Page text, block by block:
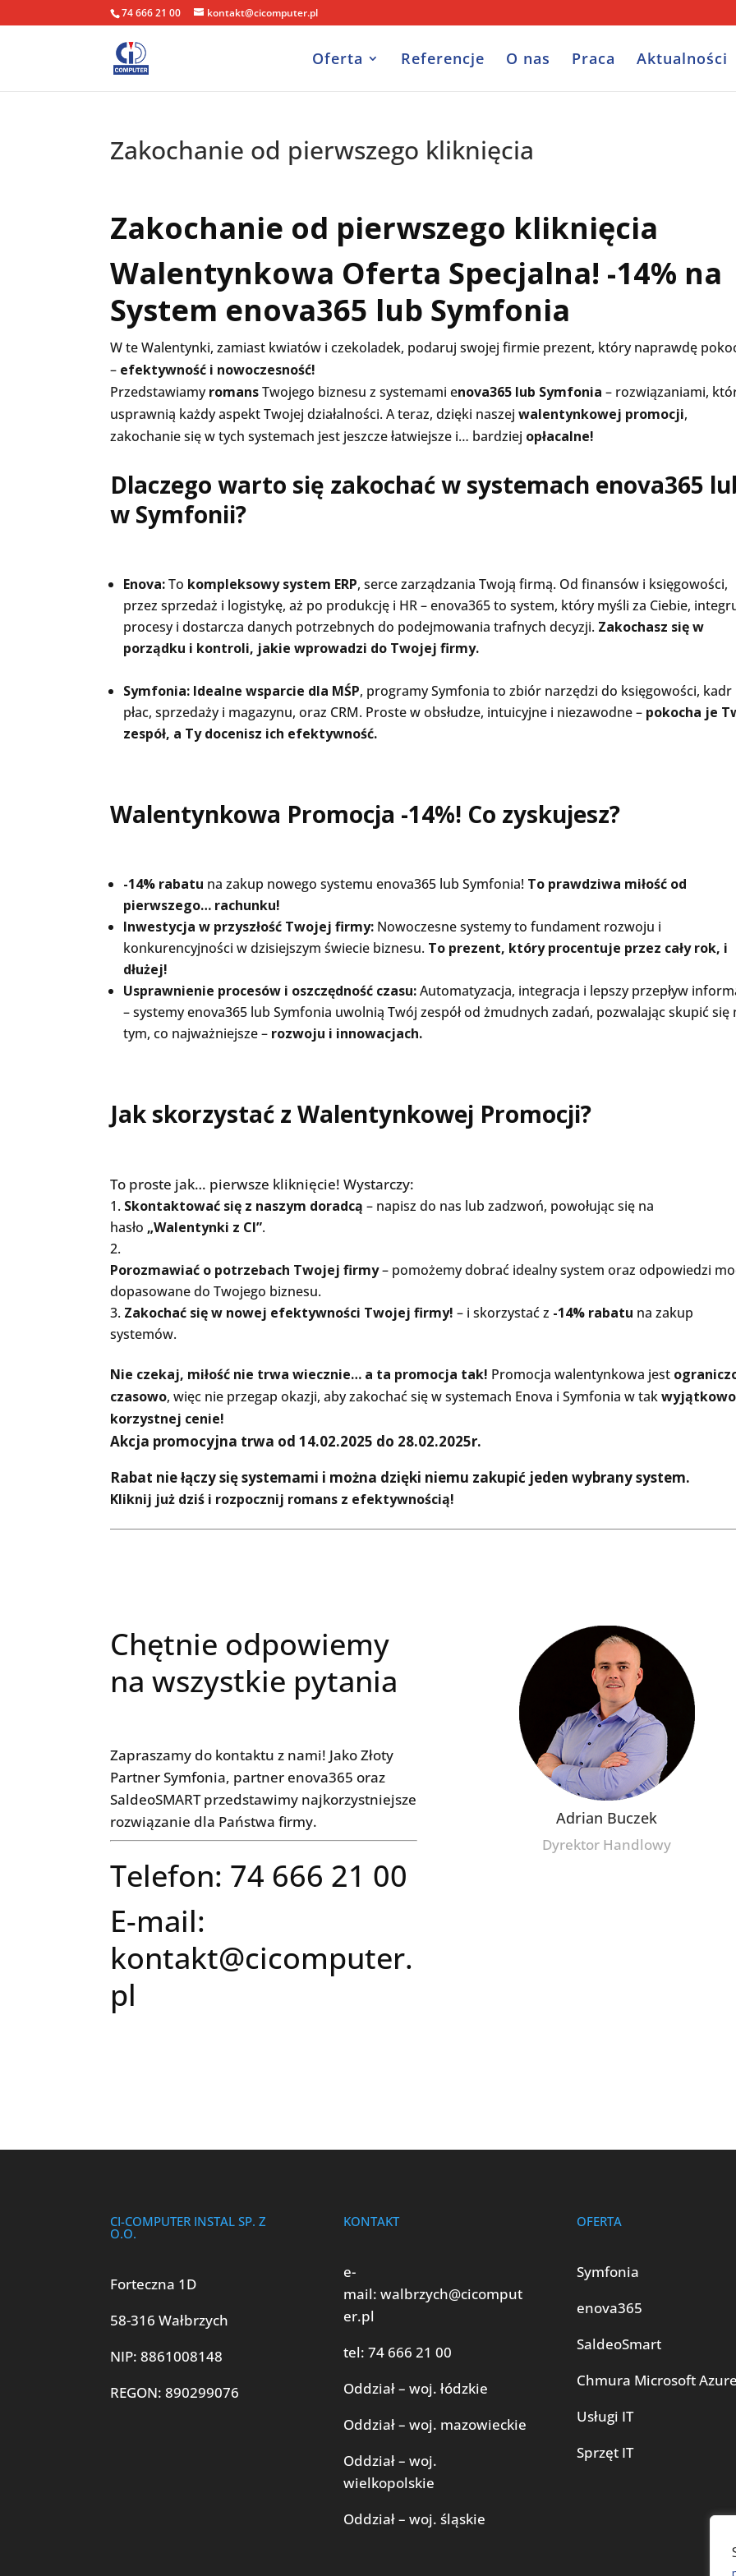
74 666 21 00 kontakt@cicomputer.pl
Oferta Referencje O nas Praca Aktualności
Zakochanie od pierwszego kliknięcia
Zakochanie od pierwszego kliknięcia
Walentynkowa Oferta Specjalna! -14% na
System enova365 lub Symfonia
W te Walentynki, zamiast kwiatów i czekoladek, podaruj swojej firmie prezent, który naprawdę
– efektywność i nowoczesność!
PrzedstawiamyromansTwojego biznesu z systemami enova365 lub Symfonia – rozwiązaniami,
usprawnią każdy aspekt Twojej działalności. A teraz, dzięki naszejwalentynkowej promocji,
zakochanie się w tych systemach jest jeszcze łatwiejsze i… bardziej opłacalne!
Dlaczego warto się zakochać w systemach enova365
w Symfonii?
Enova:To kompleksowy system ERP, serce zarządzania Twoją firmą. Od finansów i księgowości,
przez sprzedaż i logistykę, aż po produkcję i HR – enova365 to system, który myśli za Ciebie,
procesy i dostarcza danych potrzebnych do podejmowania trafnych decyzji. Zakochasz się w
porządku i kontroli, jakie wprowadzi do Twojej firmy.
Symfonia: Idealne wsparcie dla MŚP, programy Symfonia to zbiór narzędzi do księgowości, kadr
płac, sprzedaży i magazynu, oraz CRM. Proste w obsłudze, intuicyjne i niezawodne – pokocha je
zespół, a Ty docenisz ich efektywność.
Walentynkowa Promocja -14%! Co zyskujesz?
-14% rabatu na zakup nowego systemu enova365 lub Symfonia! To prawdziwa miłość od
pierwszego… rachunku!
Inwestycja w przyszłość Twojej firmy: Nowoczesne systemy to fundament rozwoju i
konkurencyjności w dzisiejszym świecie biznesu. To prezent, który procentuje przez cały rok, i
dłużej!
Usprawnienie procesów i oszczędność czasu:Automatyzacja, integracja i lepszy przepływ
– systemy enova365 lub Symfonia uwolnią Twój zespół od żmudnych zadań, pozwalając skupić się
tym, co najważniejsze – rozwoju i innowacjach.
Jak skorzystać z Walentynkowej Promocji?
To proste jak… pierwsze kliknięcie! Wystarczy:
Skontaktować się z naszym doradcą – napisz do nas lub zadzwoń, powołując się na
hasło„Walentynki z CI”.
Porozmawiać o potrzebach Twojej firmy– pomożemy dobrać idealny system oraz odpowiedzi
dopasowane do Twojego biznesu.
Zakochać się w nowej efektywności Twojej firmy! – i skorzystać z -14% rabatu na zakup
systemów.
Nie czekaj, miłość nie trwa wiecznie… a ta promocja tak! Promocja walentynkowa jest
czasowo, więc nie przegap okazji, aby zakochać się w systemach Enova i Symfonia w takwyjątkowo
korzystnej cenie!
Akcja promocyjna trwa od 14.02.2025 do 28.02.2025r.
Rabat nie łączy się systemami i można dzięki niemu zakupić jeden wybrany system.
Kliknij już dziś i rozpocznij romans z efektywnością!
Chętnie odpowiemy
na wszystkie pytania
Zapraszamy do kontaktu z nami! Jako Złoty
Partner Symfonia, partner enova365 oraz
SaldeoSMART przedstawimy najkorzystniejsze
rozwiązanie dla Państwa firmy.
Telefon: 74 666 21 00
E-mail:
kontakt@cicomputer.
pl
Adrian Buczek
Dyrektor Handlowy
CI-COMPUTER INSTAL SP. Z
O.O.
Forteczna 1D
58-316 Wałbrzych
NIP: 8861008148
REGON: 890299076
KONTAKT
e-
mail: walbrzych@cicomput
er.pl
tel: 74 666 21 00
Oddział – woj. łódzkie
Oddział – woj. mazowieckie
Oddział – woj.
wielkopolskie
Oddział – woj. śląskie
OFERTA
Symfonia
enova365
SaldeoSmart
Chmura Microsoft Azure
Usługi IT
Sprzęt IT